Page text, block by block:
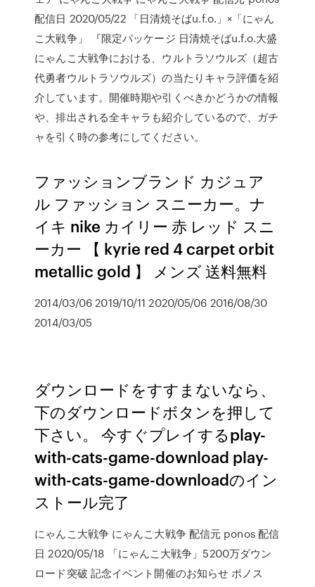
配信日 2020/05/22 「日清焼そばu.f.o.」×「にゃん
こ大戦争」 『限定パッケージ 日清焼そばu.f.o.大盛
にゃんこ大戦争における、ウルトラソウルズ（超古
代勇者ウルトラソウルズ）の当たりキャラ評価を紹
介しています。開催時期や引くべきかどうかの情報
や、排出される全キャラも紹介しているので、ガチ
ャを引く時の参考にしてください。
ファッションブランド カジュア
ル ファッション スニーカー。ナ
イキ nike カイリー 赤 レッド スニ
ーカー 【 kyrie red 4 carpet orbit
metallic gold 】 メンズ 送料無料
2014/03/06 2019/10/11 2020/05/06 2016/08/30
2014/03/05
ダウンロードをすすまないなら、
下のダウンロードボタンを押して
下さい。 今すぐプレイするplay-
with-cats-game-download play-
with-cats-game-downloadのイン
ストール完了
にゃんこ大戦争 にゃんこ大戦争 配信元 ponos 配信
日 2020/05/18 「にゃんこ大戦争」5200万ダウン
ロード突破 記念イベント開催のお知らせ ポノス